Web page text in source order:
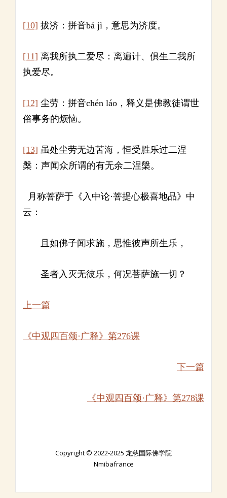
[10] 拔济：拼音bá jì，意思为济度。
[11] 离我所执二爱尽：离遍计、俱生二我所
执爱尽。
[12] 尘劳：拼音chén láo，释义是佛教徒谓世
俗事务的烦恼。
[13] 虽处尘劳无边苦海，恒受胜乐过二涅
槃：声闻众所谓的有无余二涅槃。
月称菩萨于《入中论·菩提心极喜地品》中
云：
且如佛子闻求施，思惟彼声所生乐，
圣者入灭无彼乐，何况菩萨施一切？
上一篇
《中观四百颂·广释》第276课
下一篇
《中观四百颂·广释》第278课
Copyright © 2022-2025 龙慈国际佛学院
Nmibafrance